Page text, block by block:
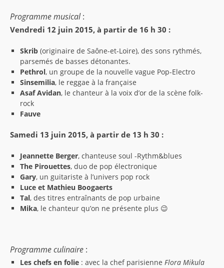
Programme musical:
Vendredi 12 juin 2015, à partir de 16 h 30 :
Skrib (originaire de Saône-et-Loire), des sons rythmés,
parsemés de basses détonantes.
Pethrol, un groupe de la nouvelle vague Pop-Electro
Sinsemilia, le reggae à la française
Asaf Avidan, le chanteur à la voix d’or de la scène folk-
rock
Fauve
Samedi 13 juin 2015, à partir de 13 h 30 :
Jeannette Berger, chanteuse soul -Rythm&blues
The Pirouettes, duo de pop électronique
Gary, un guitariste à l’univers pop rock
Luce et Mathieu Boogaerts
Tal, des titres entraînants de pop urbaine
Mika, le chanteur qu’on ne présente plus 😉
Programme culinaire :
Les chefs en folie : avec la chef parisienne Flora Mikula